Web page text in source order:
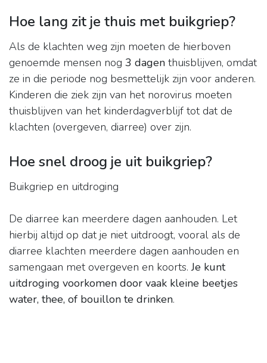
Hoe lang zit je thuis met buikgriep?
Als de klachten weg zijn moeten de hierboven
genoemde mensen nog 3 dagen thuisblijven, omdat
ze in die periode nog besmettelijk zijn voor anderen.
Kinderen die ziek zijn van het norovirus moeten
thuisblijven van het kinderdagverblijf tot dat de
klachten (overgeven, diarree) over zijn.
Hoe snel droog je uit buikgriep?
Buikgriep en uitdroging
De diarree kan meerdere dagen aanhouden. Let
hierbij altijd op dat je niet uitdroogt, vooral als de
diarree klachten meerdere dagen aanhouden en
samengaan met overgeven en koorts.Je kunt
uitdroging voorkomen door vaak kleine beetjes
water, thee, of bouillon te drinken.